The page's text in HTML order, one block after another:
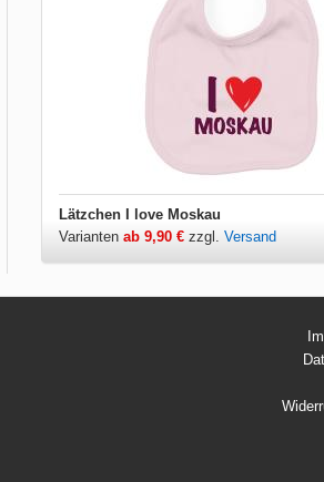
Lätzchen I love Moskau
Varianten ab 9,90 € zzgl. Versand